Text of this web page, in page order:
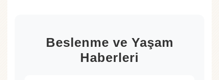
Beslenme ve Yaşam
Haberleri